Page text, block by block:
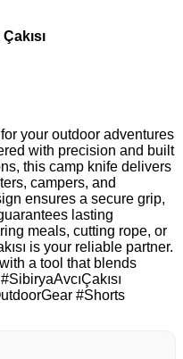
your outdoor adventures
with precision and built
this camp knife delivers
campers, and
ensures a secure grip,
lasting
meals, cutting rope, or
is your reliable partner.
a tool that blends
#Shorts